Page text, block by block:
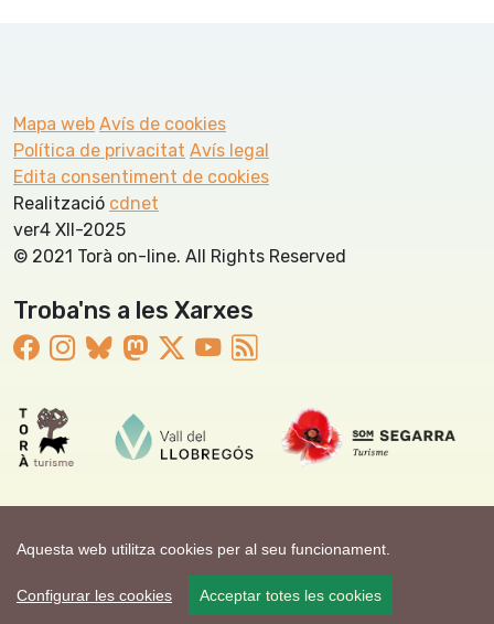
Aquesta web utilitza cookies per al seu funcionament.
Configurar les cookies Acceptar totes les cookies
Mapa web Avís de cookies
Política de privacitat Avís legal
Edita consentiment de cookies
Realització cdnet
ver4 XII-2025
© 2021 Torà on-line. All Rights Reserved
Troba'ns a les Xarxes